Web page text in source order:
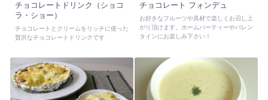
チョコレートドリンク（ショコ
ラ・ショー）
チョコレートとクリームをリッチに使った
贅沢なチョコレートドリンクです
チョコレート フォンデュ
お好きなフルーツや具材で楽しくお召し上
がり頂けます。ホームパーティーやバレン
タインにお楽しみ下さい！